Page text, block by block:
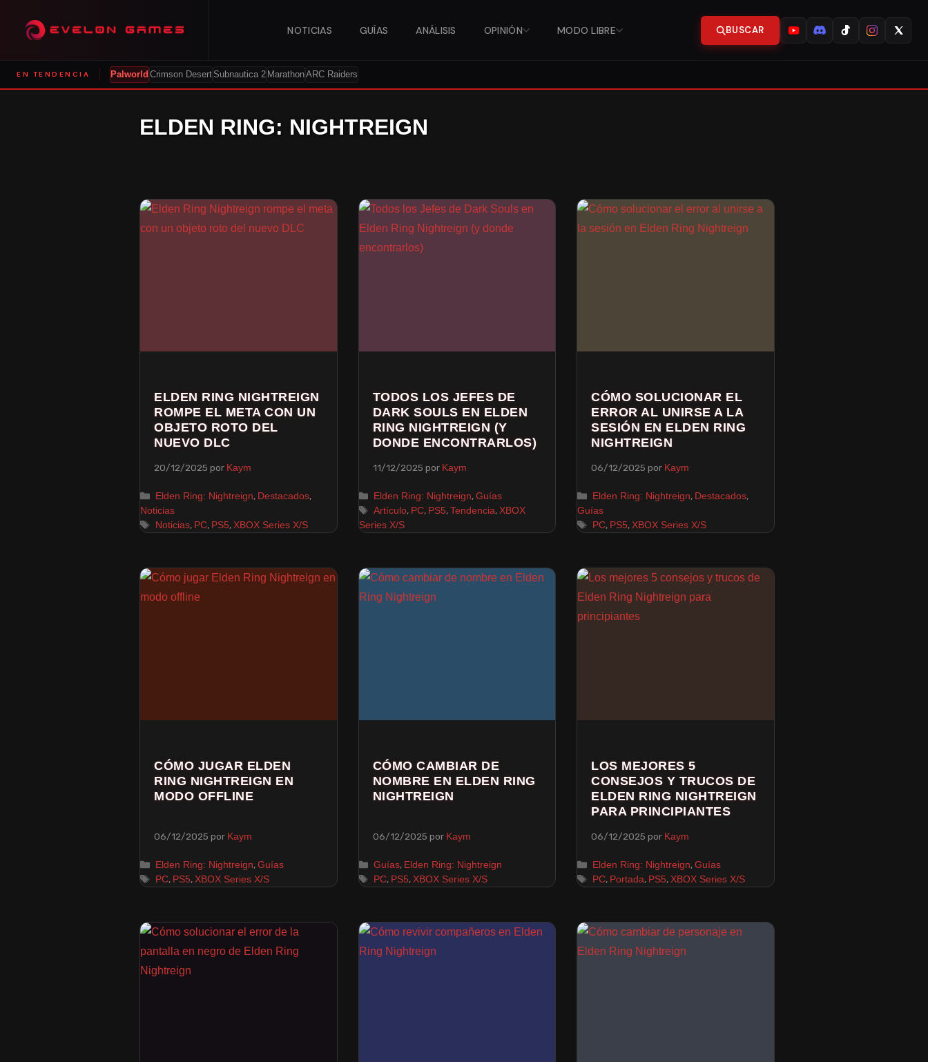
NOTICIAS GUÍAS ANÁLISIS OPINIÓN MODO LIBRE BUSCAR
EN TENDENCIA Palworld Crimson Desert Subnautica 2 MarathonARC Raiders
ELDEN RING: NIGHTREIGN
ELDEN RING NIGHTREIGN
ROMPE EL META CON UN
OBJETO ROTO DEL
NUEVO DLC
20/12/2025 por Kaym
Elden Ring: Nightreign, Destacados,
Noticias
Noticias, PC, PS5, XBOX Series X/S
TODOS LOS JEFES DE
DARK SOULS EN ELDEN
RING NIGHTREIGN (Y
DONDE ENCONTRARLOS)
11/12/2025 por Kaym
Elden Ring: Nightreign,Guías
Artículo, PC, PS5,Tendencia, XBOX
Series X/S
CÓMO SOLUCIONAR EL
ERROR AL UNIRSE A LA
SESIÓN EN ELDEN RING
NIGHTREIGN
06/12/2025 por Kaym
Elden Ring: Nightreign, Destacados,
Guías
PC, PS5, XBOX Series X/S
CÓMO JUGAR ELDEN
RING NIGHTREIGN EN
MODO OFFLINE
06/12/2025 por Kaym
Elden Ring: Nightreign, Guías
PC, PS5, XBOX Series X/S
CÓMO CAMBIAR DE
NOMBRE EN ELDEN RING
NIGHTREIGN
06/12/2025 por Kaym
Guías, Elden Ring: Nightreign
PC, PS5, XBOX Series X/S
LOS MEJORES 5
CONSEJOS Y TRUCOS DE
ELDEN RING NIGHTREIGN
PARA PRINCIPIANTES
06/12/2025 por Kaym
Elden Ring: Nightreign,Guías
PC, Portada, PS5, XBOX Series X/S